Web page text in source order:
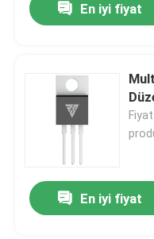
En iyi fiyat
En iyi fiyat